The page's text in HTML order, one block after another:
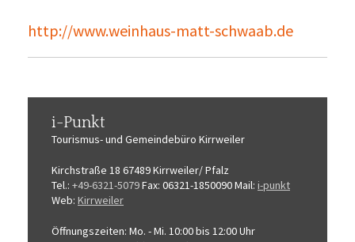
http://www.weinhaus-matt-schwaab.de
i-Punkt
Tourismus-und Gemeindebüro Kirrweiler
Kirchstraße 18 67489 Kirrweiler/ Pfalz
Tel.: +49-6321-5079Fax: 06321-1850090Mail: i-punkt
Web: Kirrweiler
Öffnungszeiten: Mo. - Mi. 10:00 bis 12:00 Uhr